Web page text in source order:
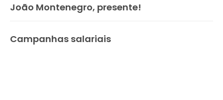
João Montenegro, presente!
Campanhas salariais